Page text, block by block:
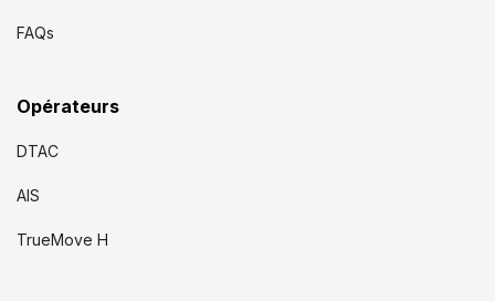
FAQs
Opérateurs
DTAC
AIS
TrueMove H